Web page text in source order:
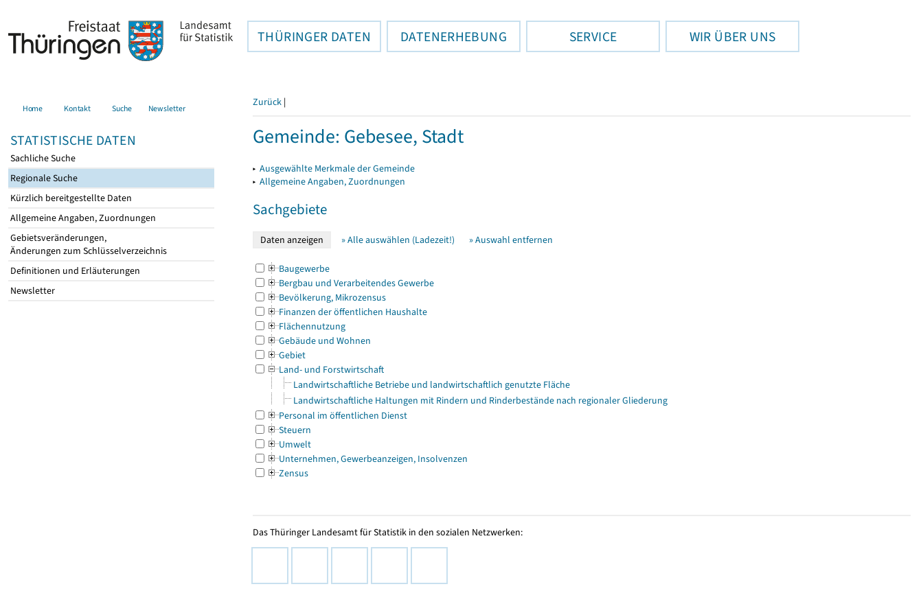
THÜRINGER DATEN DATENERHEBUNG SERVICE WIR ÜBER UNS
Home Kontakt Suche Newsletter
STATISTISCHE DATEN
Sachliche Suche
Regionale Suche
Kürzlich bereitgestellte Daten
Allgemeine Angaben, Zuordnungen
Gebietsveränderungen,
Änderungen zum Schlüsselverzeichnis
Definitionen und Erläuterungen
Newsletter
Zurück |
Gemeinde: Gebesee, Stadt
▸ Ausgewählte Merkmale der Gemeinde
▸ Allgemeine Angaben, Zuordnungen
Sachgebiete
» Alle auswählen (Ladezeit!) » Auswahl entfernen
Baugewerbe
Bergbau und Verarbeitendes Gewerbe
Bevölkerung, Mikrozensus
Finanzen der öffentlichen Haushalte
Flächennutzung
Gebäude und Wohnen
Gebiet
Land- und Forstwirtschaft
Landwirtschaftliche Betriebe und landwirtschaftlich genutzte Fläche
Landwirtschaftliche Haltungen mit Rindern und Rinderbestände nach regionaler Gliederung
Personal im öffentlichen Dienst
Steuern
Umwelt
Unternehmen, Gewerbeanzeigen, Insolvenzen
Zensus
Das Thüringer Landesamt für Statistik in den sozialen Netzwerken: